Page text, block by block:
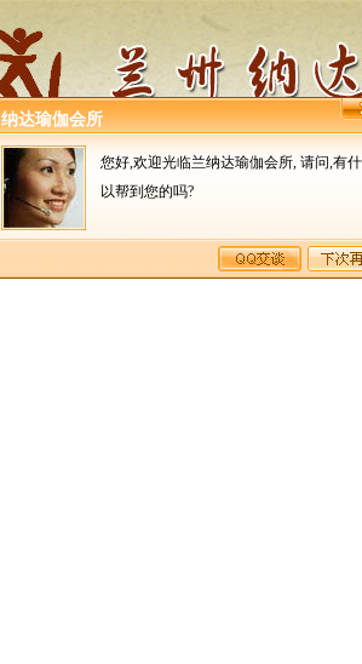
网站首页
纳达瑜伽会所
您好,欢迎光临兰纳达瑜伽会所, 请问,有
以帮到您的吗?